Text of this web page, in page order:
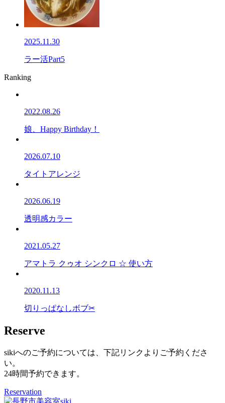
2025.11.30
ラー活Part5
Ranking
2022.08.26
娘、Happy Birthday！
2026.07.10
タイトアレンジ
2026.06.19
透明感カラー
2021.05.27
アマトラ クゥオ シンクロ ☆ 使い方
2020.11.13
切りっぱなしボブ✂
Reserve
sikiへのご予約については、下記リンクよりご予約くださ
い。
24時間予約できます。
Reservation